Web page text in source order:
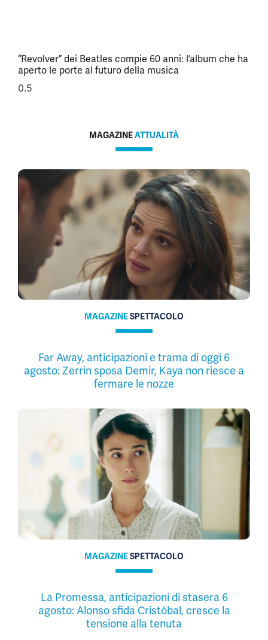
“Revolver” dei Beatles compie 60 anni: l’album che ha
aperto le porte al futuro della musica
MAGAZINEATTUALITÀ
MAGAZINESPETTACOLO
Far Away, anticipazioni e trama di oggi 6
agosto: Zerrin sposa Demir, Kaya non riesce a
fermare le nozze
MAGAZINESPETTACOLO
La Promessa, anticipazioni di stasera 6
agosto: Alonso sfida Cristóbal, cresce la
tensione alla tenuta